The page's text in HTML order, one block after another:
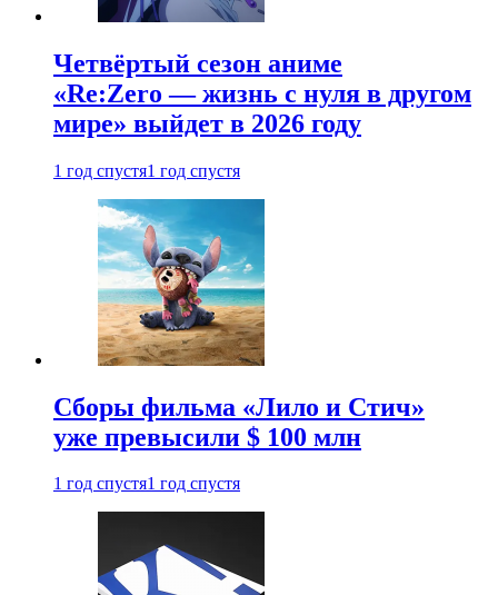
Четвёртый сезон аниме
«Re:Zero — жизнь с нуля в другом
мире» выйдет в 2026 году
1 год спустя1 год спустя
Сборы фильма «Лило и Стич»
уже превысили $ 100 млн
1 год спустя1 год спустя